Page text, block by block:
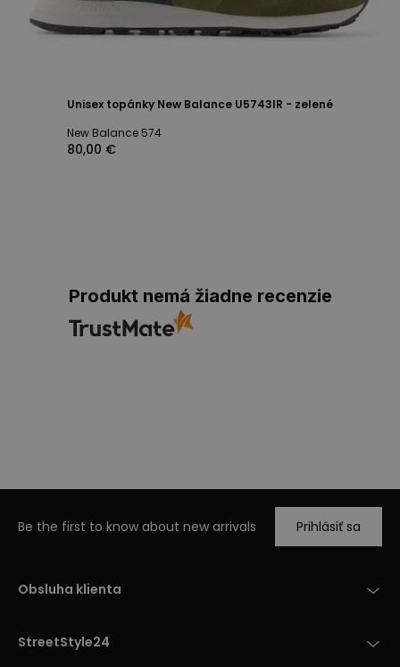
Unisex topánky New Balance U5743IR - zelené
New Balance 574
80,00 €
Produkt nemá žiadne recenzie
Be the first to know about new arrivals Prihlásiť sa
Obsluha klienta
StreetStyle24